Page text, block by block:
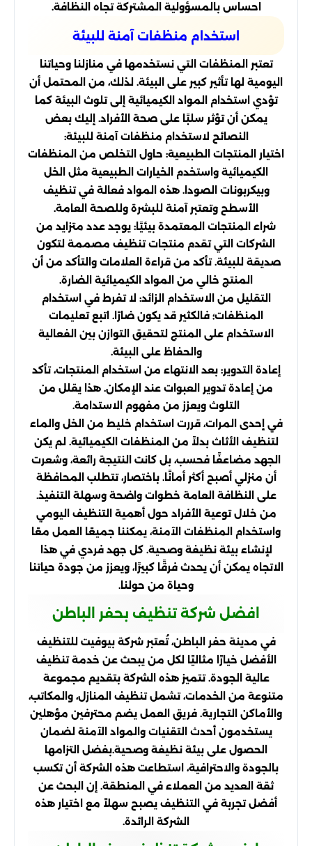
احساس بالمسؤولية المشتركة تجاه النظافة.
استخدام منظفات آمنة للبيئة
تعتبر المنظفات التي نستخدمها في منازلنا وحياتنا
اليومية لها تأثير كبير على البيئة. لذلك، من المحتمل أن
تؤدي استخدام المواد الكيميائية إلى تلوث البيئة كما
يمكن أن تؤثر سلبًا على صحة الأفراد. إليك بعض
النصائح لاستخدام منظفات آمنة للبيئة:
اختيار المنتجات الطبيعية: حاول التخلص من المنظفات
الكيميائية واستخدم الخيارات الطبيعية مثل الخل
وبيكربونات الصودا. هذه المواد فعالة في تنظيف
الأسطح وتعتبر آمنة للبشرة وللصحة العامة.
شراء المنتجات المعتمدة بيئيًا: يوجد عدد متزايد من
الشركات التي تقدم منتجات تنظيف مصممة لتكون
صديقة للبيئة. تأكد من قراءة العلامات والتأكد من أن
المنتج خالي من المواد الكيميائية الضارة.
التقليل من الاستخدام الزائد: لا تفرط في استخدام
المنظفات؛ فالكثير قد يكون ضارًا. اتبع تعليمات
الاستخدام على المنتج لتحقيق التوازن بين الفعالية
والحفاظ على البيئة.
إعادة التدوير: بعد الانتهاء من استخدام المنتجات، تأكد
من إعادة تدوير العبوات عند الإمكان. هذا يقلل من
التلوث ويعزز من مفهوم الاستدامة.
في إحدى المرات، قررت استخدام خليط من الخل والماء
لتنظيف الأثاث بدلاً من المنظفات الكيميائية. لم يكن
الجهد مضاعفًا فحسب، بل كانت النتيجة رائعة، وشعرت
أن منزلي أصبح أكثر أمانًا. باختصار، تتطلب المحافظة
على النظافة العامة خطوات واضحة وسهلة التنفيذ.
من خلال توعية الأفراد حول أهمية التنظيف اليومي
واستخدام المنظفات الآمنة، يمكننا جميعًا العمل معًا
لإنشاء بيئة نظيفة وصحية. كل جهد فردي في هذا
الاتجاه يمكن أن يحدث فرقًا كبيرًا، ويعزز من جودة حياتنا
وحياة من حولنا.
افضل شركة تنظيف بحفر الباطن
في مدينة حفر الباطن، تُعتبر شركة بيوفيت للتنظيف
الأفضل خيارًا مثاليًا لكل من يبحث عن خدمة تنظيف
عالية الجودة. تتميز هذه الشركة بتقديم مجموعة
متنوعة من الخدمات، تشمل تنظيف المنازل، والمكاتب،
والأماكن التجارية. فريق العمل يضم محترفين مؤهلين
يستخدمون أحدث التقنيات والمواد الآمنة لضمان
الحصول على بيئة نظيفة وصحية.بفضل التزامها
بالجودة والاحترافية، استطاعت هذه الشركة أن تكسب
ثقة العديد من العملاء في المنطقة. إن البحث عن
أفضل تجربة في التنظيف يصبح سهلاً مع اختيار هذه
الشركة الرائدة.